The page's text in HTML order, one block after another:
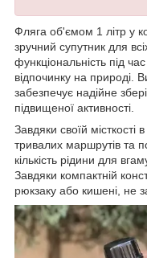
Фляга об'ємом 1 літр у
зручний супутник для
функціональність під
відпочинку на природі.
забезпечує надійне
підвищеної активності.
Завдяки своїй місткості
тривалих маршрутів та
кількість рідини для
Завдяки компактній
рюкзаку або кишені, не